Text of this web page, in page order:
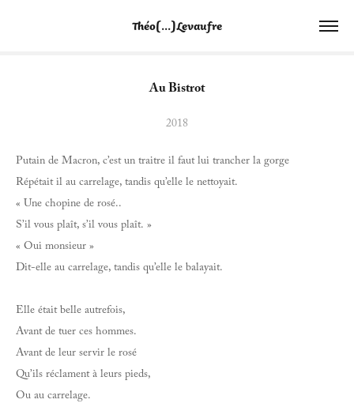
Théo[...]Levaufre
Au Bistrot
2018
Putain de Macron, c’est un traitre il faut lui trancher la gorge
Répétait il au carrelage, tandis qu’elle le nettoyait.
« Une chopine de rosé..
S’il vous plaît, s’il vous plaît. »
« Oui monsieur »
Dit-elle au carrelage, tandis qu’elle le balayait.
Elle était belle autrefois,
Avant de tuer ces hommes.
Avant de leur servir le rosé
Qu’ils réclament à leurs pieds,
Ou au carrelage.